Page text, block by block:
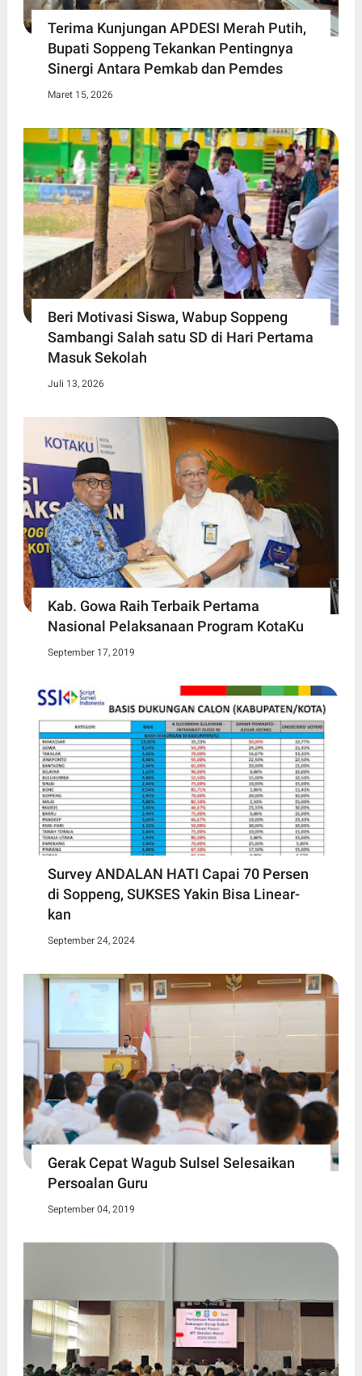
Terima Kunjungan APDESI Merah Putih,
Bupati Soppeng Tekankan Pentingnya
Sinergi Antara Pemkab dan Pemdes
Maret 15, 2026
Beri Motivasi Siswa, Wabup Soppeng
Sambangi Salah satu SD di Hari Pertama
Masuk Sekolah
Juli 13, 2026
Kab. Gowa Raih Terbaik Pertama
Nasional Pelaksanaan Program KotaKu
September 17, 2019
Survey ANDALAN HATI Capai 70 Persen
di Soppeng, SUKSES Yakin Bisa Linear-
kan
September 24, 2024
Gerak Cepat Wagub Sulsel Selesaikan
Persoalan Guru
September 04, 2019